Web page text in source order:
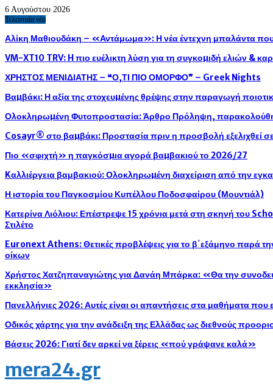
6 Αυγούστου 2026
Τελευταία νέα
Αλίκη Μαθιουδάκη – «Αντάμωμα»: Η νέα έντεχνη μπαλάντα
VM-XT10 TRV: H πιο ευέλικτη λύση για τη συγκοµιδή ελιών &
ΧΡΗΣΤΟΣ ΜΕΝΙΔΙΑΤΗΣ – ❝Ο,ΤΙ ΠΙΟ ΟΜΟΡΦΟ❞ – Greek Nights
Βαµβάκι: Η αξία της στοχευµένης θρέψης στην παραγωγή
Ολοκληρωµένη Φυτοπροστασία: Άρθρο Πρόληψη,
Cosayr® στο βαµβάκι: Προστασία πριν η προσβολή εξελιχθεί
Πιο «σφιχτή» η παγκόσµια αγορά βαµβακιού το 2026/27
Kαλλιέργεια βαμβακιού: Ολοκληρωµένη διαχείριση από την
Η ιστορία του Παγκοσμίου Κυπέλλου Ποδοσφαίρου (Μουντιάλ)
Κατερίνα Λιόλιου: Επέστρεψε 15 χρόνια μετά στη σκηνή του
Στιλέτο
Euronext Athens: Θετικές προβλέψεις για το β΄εξάμηνο παρά
οίκων
Χρήστος Χατζηπαναγιώτης για Δανάη Μπάρκα: «Θα την
εκκλησία»
Πανελλήνιες 2026: Αυτές είναι οι απαντήσεις στα μαθήματα
Οδικός χάρτης για την ανάδειξη της Ελλάδας ως διεθνούς
Βάσεις 2026: Γιατί δεν αρκεί να ξέρεις «πού γράψανε καλά»
mera24.gr